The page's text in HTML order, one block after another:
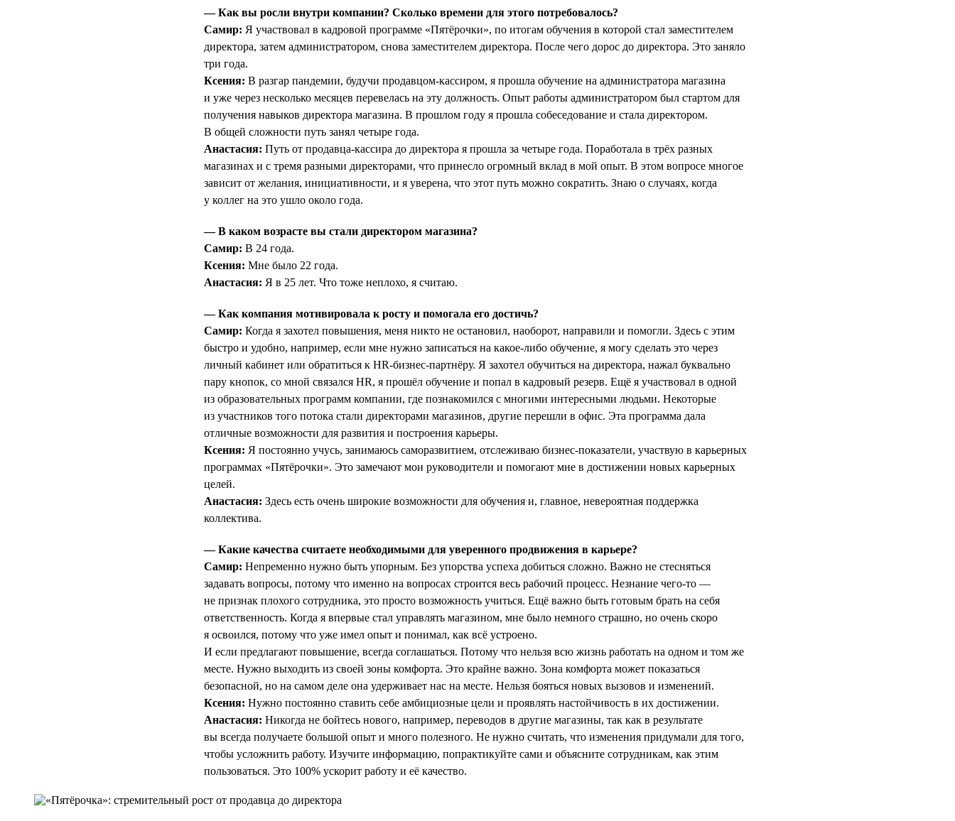
— Как вы росли внутри компании? Сколько времени для этого потребовалось?
Самир: Я участвовал в кадровой программе «Пятёрочки», по итогам обучения в которой стал заместителем
директора, затем администратором, снова заместителем директора. После чего дорос до директора. Это заняло
три года.
Ксения: В разгар пандемии, будучи продавцом-кассиром, я прошла обучение на администратора магазина
и уже через несколько месяцев перевелась на эту должность. Опыт работы администратором был стартом для
получения навыков директора магазина. В прошлом году я прошла собеседование и стала директором.
В общей сложности путь занял четыре года.
Анастасия: Путь от продавца-кассира до директора я прошла за четыре года. Поработала в трёх разных
магазинах и с тремя разными директорами, что принесло огромный вклад в мой опыт. В этом вопросе многое
зависит от желания, инициативности, и я уверена, что этот путь можно сократить. Знаю о случаях, когда
у коллег на это ушло около года.
— В каком возрасте вы стали директором магазина?
Самир: В 24 года.
Ксения: Мне было 22 года.
Анастасия: Я в 25 лет. Что тоже неплохо, я считаю.
— Как компания мотивировала к росту и помогала его достичь?
Самир: Когда я захотел повышения, меня никто не остановил, наоборот, направили и помогли. Здесь с этим
быстро и удобно, например, если мне нужно записаться на какое-либо обучение, я могу сделать это через
личный кабинет или обратиться к HR-бизнес-партнёру. Я захотел обучиться на директора, нажал буквально
пару кнопок, со мной связался HR, я прошёл обучение и попал в кадровый резерв. Ещё я участвовал в одной
из образовательных программ компании, где познакомился с многими интересными людьми. Некоторые
из участников того потока стали директорами магазинов, другие перешли в офис. Эта программа дала
отличные возможности для развития и построения карьеры.
Ксения: Я постоянно учусь, занимаюсь саморазвитием, отслеживаю бизнес-показатели, участвую в карьерных
программах «Пятёрочки». Это замечают мои руководители и помогают мне в достижении новых карьерных
целей.
Анастасия: Здесь есть очень широкие возможности для обучения и, главное, невероятная поддержка
коллектива.
— Какие качества считаете необходимыми для уверенного продвижения в карьере?
Самир: Непременно нужно быть упорным. Без упорства успеха добиться сложно. Важно не стесняться
задавать вопросы, потому что именно на вопросах строится весь рабочий процесс. Незнание чего-то —
не признак плохого сотрудника, это просто возможность учиться. Ещё важно быть готовым брать на себя
ответственность. Когда я впервые стал управлять магазином, мне было немного страшно, но очень скоро
я освоился, потому что уже имел опыт и понимал, как всё устроено.
И если предлагают повышение, всегда соглашаться. Потому что нельзя всю жизнь работать на одном и том же
месте. Нужно выходить из своей зоны комфорта. Это крайне важно. Зона комфорта может показаться
безопасной, но на самом деле она удерживает нас на месте. Нельзя бояться новых вызовов и изменений.
Ксения: Нужно постоянно ставить себе амбициозные цели и проявлять настойчивость в их достижении.
Анастасия: Никогда не бойтесь нового, например, переводов в другие магазины, так как в результате
вы всегда получаете большой опыт и много полезного. Не нужно считать, что изменения придумали для того,
чтобы усложнить работу. Изучите информацию, попрактикуйте сами и объясните сотрудникам, как этим
пользоваться. Это 100% ускорит работу и её качество.